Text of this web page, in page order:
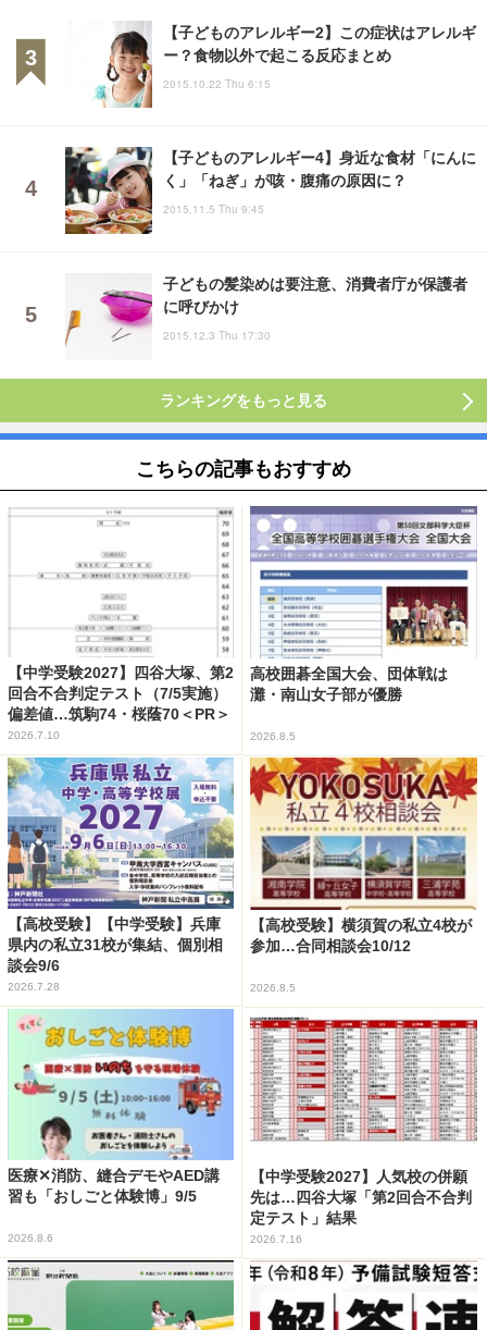
【子どものアレルギー2】この症状はアレルギ
ー？食物以外で起こる反応まとめ
2015.10.22 Thu 6:15
【子どものアレルギー4】身近な食材「にんに
く」「ねぎ」が咳・腹痛の原因に？
2015.11.5 Thu 9:45
子どもの髪染めは要注意、消費者庁が保護者
に呼びかけ
2015.12.3 Thu 17:30
ランキングをもっと見る
こちらの記事もおすすめ
【中学受験2027】四谷大塚、第2
回合不合判定テスト（7/5実施）
偏差値…筑駒74・桜蔭70＜PR＞
2026.7.10
高校囲碁全国大会、団体戦は
灘・南山女子部が優勝
2026.8.5
【高校受験】【中学受験】兵庫
県内の私立31校が集結、個別相
談会9/6
2026.7.28
【高校受験】横須賀の私立4校が
参加…合同相談会10/12
2026.8.5
医療✕消防、縫合デモやAED講
習も「おしごと体験博」9/5
2026.8.6
【中学受験2027】人気校の併願
先は…四谷大塚「第2回合不合判
定テスト」結果
2026.7.16